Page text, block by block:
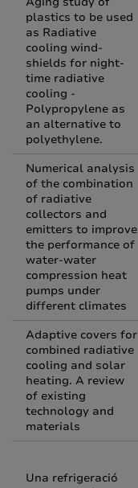
plastics to be used
as Radiative
cooling wind-
shields for night-
time radiative
cooling -
Polypropylene as
an alternative to
polyethylene.
Numerical analysis
of the combination
of radiative
collectors and
emitters to improve
the performance of
water-water
compression heat
pumps under
different climates
Adaptive covers for
combined radiative
cooling and solar
heating. A review
of existing
technology and
materials
Una refrigeració